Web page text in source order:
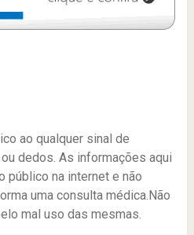
ao qualquer sinal de
dedos. As informações aqui
público na internet e não
uma consulta médica.Não
mal uso das mesmas.